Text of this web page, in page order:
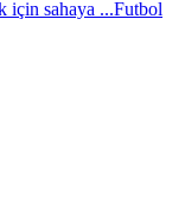
için sahaya ...Futbol